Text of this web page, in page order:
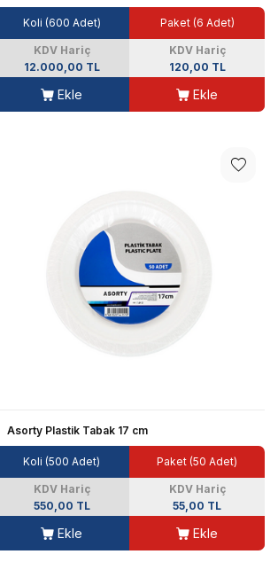
Koli (600 Adet)
KDV Hariç
12.000,00 TL
Ekle
Paket (6 Adet)
KDV Hariç
120,00 TL
Ekle
Asorty Plastik Tabak 17 cm
Koli (500 Adet)
KDV Hariç
550,00 TL
Ekle
Paket (50 Adet)
KDV Hariç
55,00 TL
Ekle